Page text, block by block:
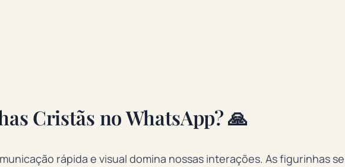
Cristãs no WhatsApp? 🙏
rápida e visual domina nossas interações. As figurinhas se